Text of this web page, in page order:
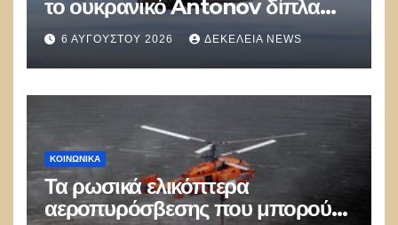
το ουκρανικό Antonov δίπλα
στο οποίο βρέθηκε το drone στη
Λειψία»
6 ΑΥΓΟΎΣΤΟΥ 2026 ΔΕΚΈΛΕΙΑ NEWS
ΚΟΙΝΩΝΙΚΑ
Τα ρωσικά ελικόπτερα
αεροπυρόσβεσης που μπορούν